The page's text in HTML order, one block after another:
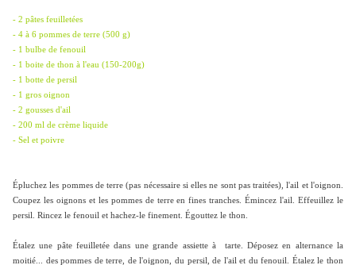
- 2 pâtes feuilletées
- 4 à 6 pommes de terre (500 g)
- 1 bulbe de fenouil
- 1 boite de thon à l'eau (150-200g)
- 1 botte de persil
- 1 gros oignon
- 2 gousses d'ail
- 200 ml de crème liquide
- Sel et poivre
Épluchez les pommes de terre (pas nécessaire si elles ne sont pas traitées), l'ail et l'oignon.
Coupez les oignons et les pommes de terre en fines tranches. Émincez l'ail. Effeuillez le
persil. Rincez le fenouil et hachez-le finement. Égouttez le thon.
Étalez une pâte feuilletée dans une grande assiette à tarte. Déposez en alternance la
moitié... des pommes de terre, de l'oignon, du persil, de l'ail et du fenouil. Étalez le thon